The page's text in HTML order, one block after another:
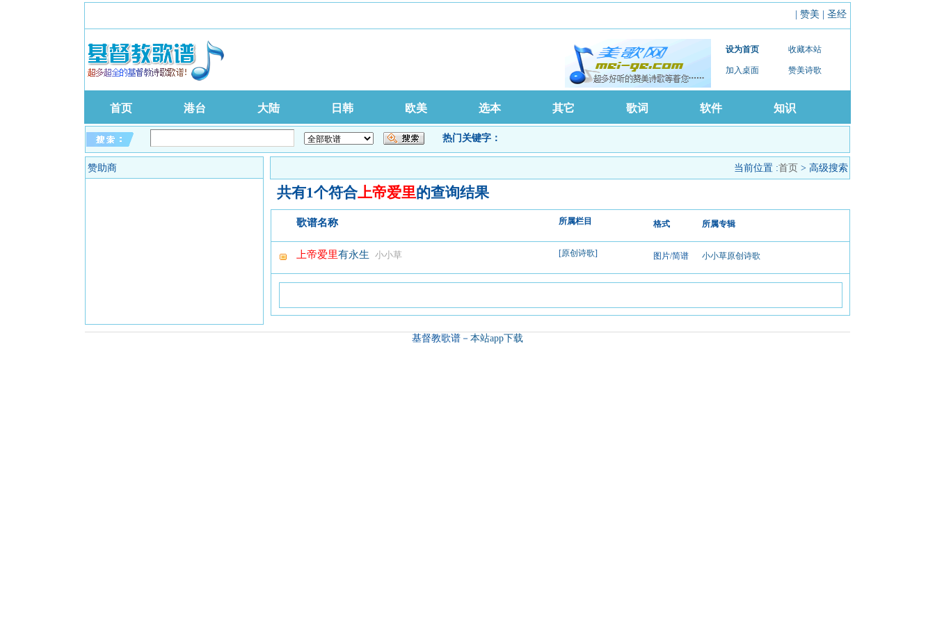
赞美 圣经
设为首页 收藏本站
加入桌面 赞美诗歌
首页 港台 大陆 日韩 欧美 选本 其它 歌词 软件 知识
热门关键字：
赞助商 当前位置 :首页 > 高级搜索
共有1个符合上帝爱里的查询结果
歌谱名称 所属栏目 格式 所属专辑
上帝爱里有永生 小小草 [原创诗歌] 图片/简谱 小小草原创诗歌
基督教歌谱－ 本站app下载